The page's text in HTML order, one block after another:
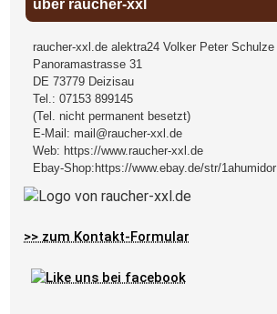
über raucher-xxl
raucher-xxl.de alektra24 Volker Peter Schulze
Panoramastrasse 31
DE 73779 Deizisau
Tel.:07153 899145
(Tel. nicht permanent besetzt)
E-Mail: mail@raucher-xxl.de
Web: https://www.raucher-xxl.de
Ebay-Shop: https://www.ebay.de/str/1ahumidor
>> zum Kontakt-Formular